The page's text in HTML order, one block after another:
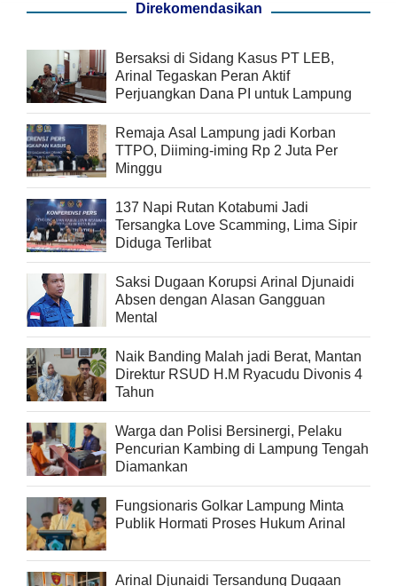
Direkomendasikan
Bersaksi di Sidang Kasus PT LEB,
Arinal Tegaskan Peran Aktif
Perjuangkan Dana PI untuk Lampung
Remaja Asal Lampung jadi Korban
TTPO, Diiming-iming Rp 2 Juta Per
Minggu
137 Napi Rutan Kotabumi Jadi
Tersangka Love Scamming, Lima Sipir
Diduga Terlibat
Saksi Dugaan Korupsi Arinal Djunaidi
Absen dengan Alasan Gangguan
Mental
Naik Banding Malah jadi Berat, Mantan
Direktur RSUD H.M Ryacudu Divonis 4
Tahun
Warga dan Polisi Bersinergi, Pelaku
Pencurian Kambing di Lampung Tengah
Diamankan
Fungsionaris Golkar Lampung Minta
Publik Hormati Proses Hukum Arinal
Arinal Djunaidi Tersandung Dugaan